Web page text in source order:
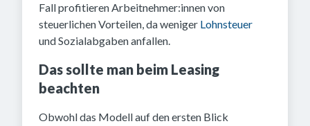
Fall profitieren Arbeitnehmer:innen von
steuerlichen Vorteilen, da weniger Lohnsteuer
und Sozialabgaben anfallen.
Das sollte man beim Leasing
beachten
Obwohl das Modell auf den ersten Blick